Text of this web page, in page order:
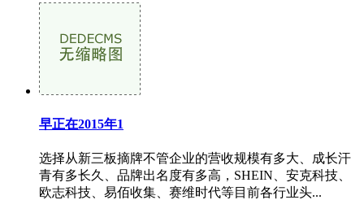
早正在2015年1
选择从新三板摘牌不管企业的营收规模有多大、成长汗
青有多长久、品牌出名度有多高，SHEIN、安克科技、
欧志科技、易佰收集、赛维时代等目前各行业头...